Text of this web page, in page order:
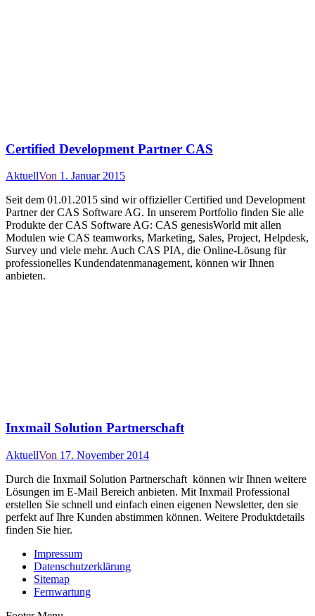
Certified Development Partner CAS
AktuellVon 1. Januar 2015
Seit dem 01.01.2015 sind wir offizieller Certified und Development
Partner der CAS Software AG. In unserem Portfolio finden Sie alle
Produkte der CAS Software AG: CAS genesisWorld mit allen
Modulen wie CAS teamworks, Marketing, Sales, Project, Helpdesk,
Survey und viele mehr. Auch CAS PIA, die Online-Lösung für
professionelles Kundendatenmanagement, können wir Ihnen
anbieten.
Inxmail Solution Partnerschaft
AktuellVon 17. November 2014
Durch die Inxmail Solution Partnerschaft können wir Ihnen weitere
Lösungen im E-Mail Bereich anbieten. Mit Inxmail Professional
erstellen Sie schnell und einfach einen eigenen Newsletter, den sie
perfekt auf Ihre Kunden abstimmen können. Weitere Produktdetails
finden Sie hier.
Impressum
Datenschutzerklärung
Sitemap
Fernwartung